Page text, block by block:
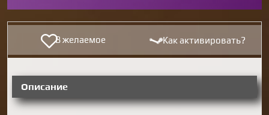
В желаемое Как активировать?
Описание